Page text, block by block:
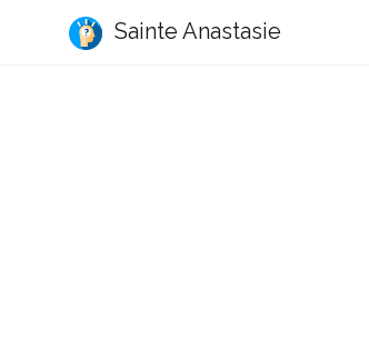
Sainte Anastasie